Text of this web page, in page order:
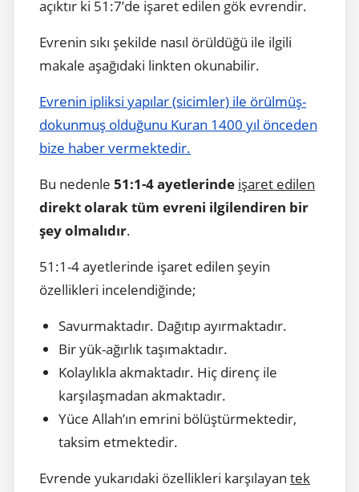
açıktır ki 51:7’de işaret edilen gök evrendir.
Evrenin sıkı şekilde nasıl örüldüğü ile ilgili
makale aşağıdaki linkten okunabilir.
Evrenin ipliksi yapılar (sicimler) ile örülmüş-
dokunmuş olduğunu Kuran 1400 yıl önceden
bize haber vermektedir.
Bu nedenle 51:1-4 ayetlerinde işaret edilen
direkt olarak tüm evreni ilgilendiren bir
şey olmalıdır.
51:1-4 ayetlerinde işaret edilen şeyin
özellikleri incelendiğinde;
Savurmaktadır. Dağıtıp ayırmaktadır.
Bir yük-ağırlık taşımaktadır.
Kolaylıkla akmaktadır. Hiç direnç ile
karşılaşmadan akmaktadır.
Yüce Allah’ın emrini bölüştürmektedir,
taksim etmektedir.
Evrende yukarıdaki özellikleri karşılayan tek